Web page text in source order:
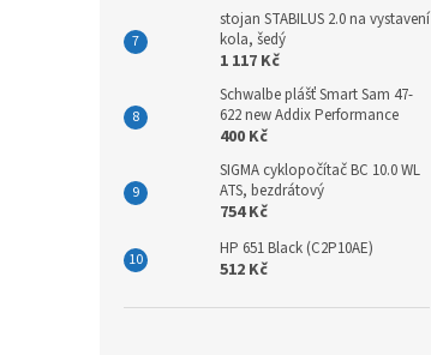
stojan STABILUS 2.0 na vystavení
kola, šedý
1 117 Kč
Schwalbe plášť Smart Sam 47-
622 new Addix Performance
400 Kč
SIGMA cyklopočítač BC 10.0 WL
ATS, bezdrátový
754 Kč
HP 651 Black (C2P10AE)
512 Kč